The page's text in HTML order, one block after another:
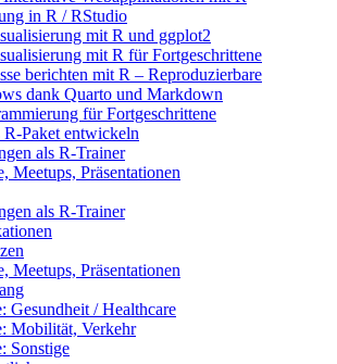
in R / RStudio
mit R und ggplot2
mit R für Fortgeschrittene
berichten mit R – Reproduzierbare
dank Quarto und Markdown
für Fortgeschrittene
R-Paket entwickeln
als R-Trainer
Meetups, Präsentationen
als R-Trainer
Meetups, Präsentationen
Gesundheit / Healthcare
Mobilität, Verkehr
Sonstige